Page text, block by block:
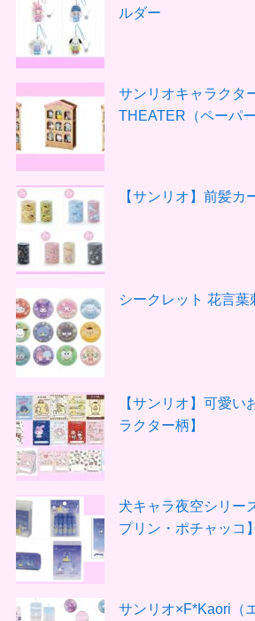
ルダー
サンリオキャラクタ
THEATER（ペーパ
【サンリオ】前髪カ
シークレット 花言
【サンリオ】可愛い
ラクター柄】
犬キャラ夜空シリー
プリン・ポチャッコ】
サンリオ×F*Kaori（